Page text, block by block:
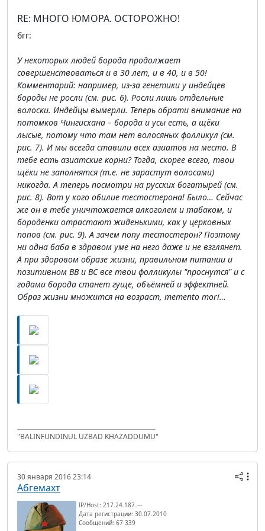
RE: МНОГО ЮМОРА. ОСТОРОЖНО!
бгг:
У некоторых людей борода продолжает
совершенствоваться и в 30 лет, и в 40, и в 50!
Комментарий: например, из-за генетики у индейцев
бороды не росли (см. рис. 6). Росли лишь отдельные
волоски. Индейцы вымерли. Теперь обрати внимание на
потомков Чингисхана – борода и усы есть, а щёки
лысые, потому что там нет волосяных фолликул (см.
рис. 7). И мы всегда ставили всех азиатов на место. В
тебе есть азиатские корни? Тогда, скорее всего, твои
щёки не заполнятся (т.е. не зарастут волосами)
никогда. А теперь посмотри на русских богатырей (см.
рис. 8). Вот у кого обилие тестостерона! Было… Сейчас
же он в тебе уничтожается алкоголем и табаком, и
бородёнки отрастают жиденькими, как у церковных
попов (см. рис. 9). А зачем попу тестостерон? Поэтому
ни одна баба в здравом уме на него даже и не взглянет.
А при здоровом образе жизни, правильном питании и
позитивном ВВ и ВС все твои фолликулы "проснутся" и с
годами борода станет гуще, объёмней и эффектней.
Образ жизни множится на возраст, memento mori…
"BALINFUNDINUL UZBAD KHAZADDUMU"
30 января 2016 23:14
Абгемахт
IP/Host: 217.24.187.---
Дата регистрации: 30.07.2010
Сообщений: 67 339